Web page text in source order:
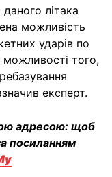
літака
можливість
ударів по
можливості того,
експерт.
адресою: щоб
посиланням